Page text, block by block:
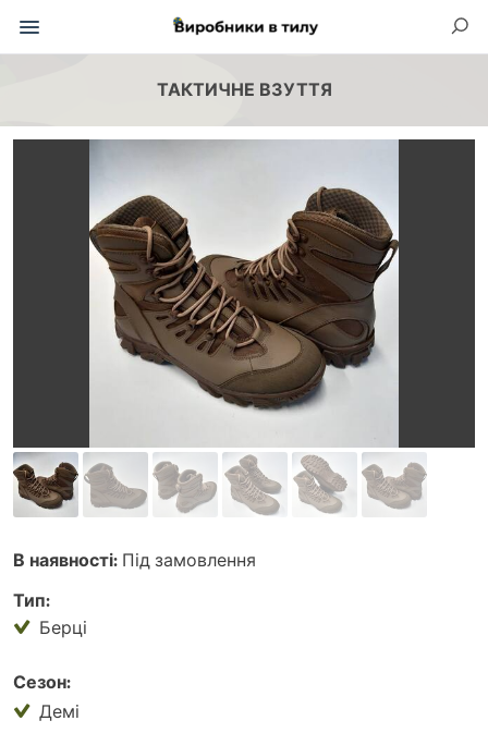
ТАКТИЧНЕ ВЗУТТЯ
В наявності: Під замовлення
Тип:
Берці
Сезон:
Демі